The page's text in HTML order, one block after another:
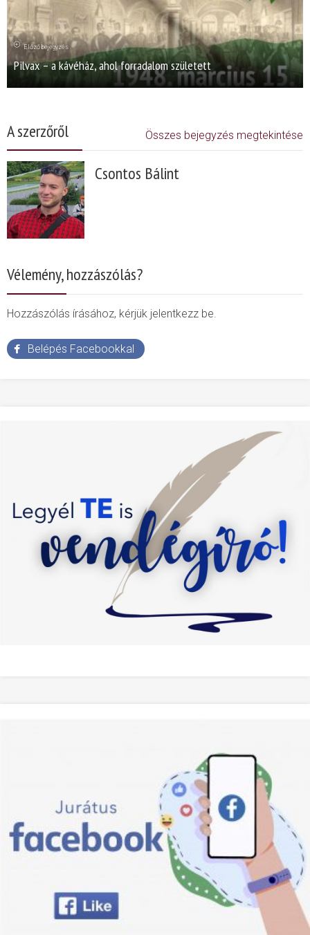
Előző bejegyzés
Pilvax – a kávéház, ahol forradalom született
A szerzőről Összes bejegyzés megtekintése
Csontos Bálint
Vélemény, hozzászólás?
Hozzászólás írásához, kérjük jelentkezz be.
Belépés Facebookkal